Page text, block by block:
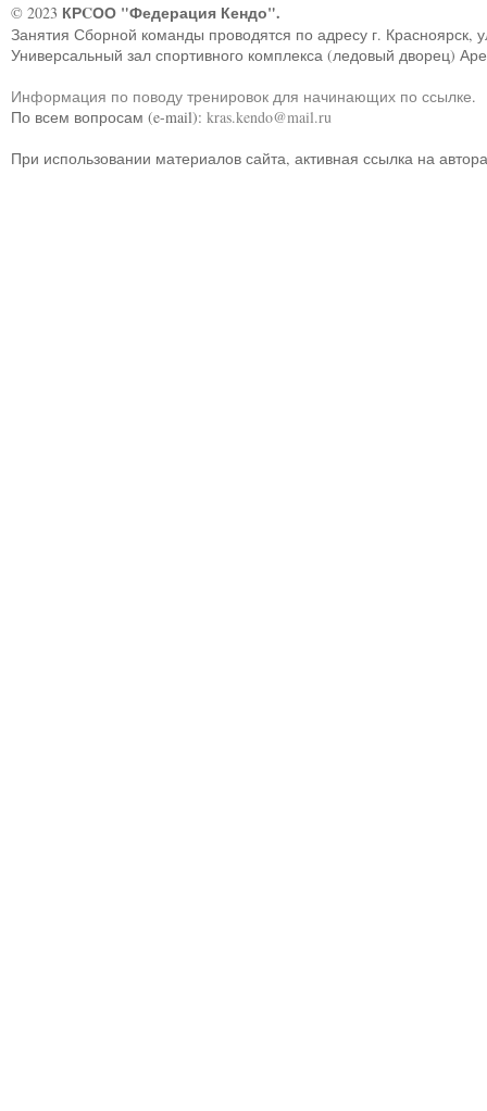
© 2023 КРCОО "Федерация Кендо".
Занятия Сборной команды проводятся по адресу г. Красноярск,
Универсальный зал спортивного комплекса (ледовый дворец)
Информация по поводу тренировок для начинающих по ссылке.
По всем вопросам (e-mail): kras.kendo@mail.ru
При использовании материалов сайта, активная ссылка на